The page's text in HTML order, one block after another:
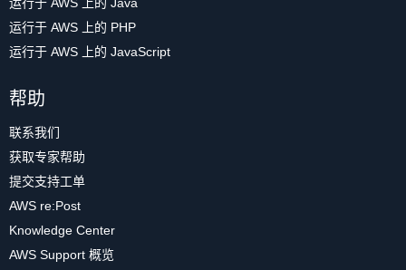
运行于 AWS 上的 PHP
运行于 AWS 上的 JavaScript
帮助
联系我们
获取专家帮助
提交支持工单
AWS re:Post
Knowledge Center
AWS Support 概览